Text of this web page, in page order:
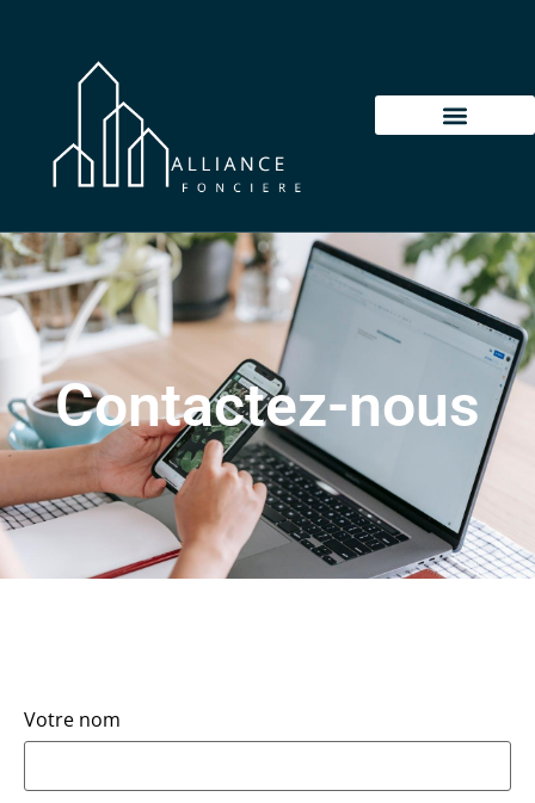
Contactez-nous
Votre nom